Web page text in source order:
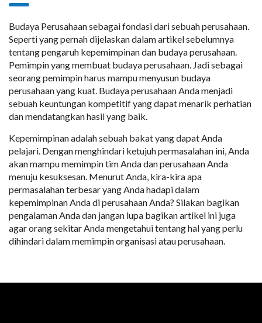
Budaya Perusahaan sebagai fondasi dari sebuah perusahaan.
Seperti yang pernah dijelaskan dalam artikel sebelumnya
tentang pengaruh kepemimpinan dan budaya perusahaan.
Pemimpin yang membuat budaya perusahaan. Jadi sebagai
seorang pemimpin harus mampu menyusun budaya
perusahaan yang kuat. Budaya perusahaan Anda menjadi
sebuah keuntungan kompetitif yang dapat menarik perhatian
dan mendatangkan hasil yang baik.
Kepemimpinan adalah sebuah bakat yang dapat Anda
pelajari. Dengan menghindari ketujuh permasalahan ini, Anda
akan mampu memimpin tim Anda dan perusahaan Anda
menuju kesuksesan. Menurut Anda, kira-kira apa
permasalahan terbesar yang Anda hadapi dalam
kepemimpinan Anda di perusahaan Anda? Silakan bagikan
pengalaman Anda dan jangan lupa bagikan artikel ini juga
agar orang sekitar Anda mengetahui tentang hal yang perlu
dihindari dalam memimpin organisasi atau perusahaan.